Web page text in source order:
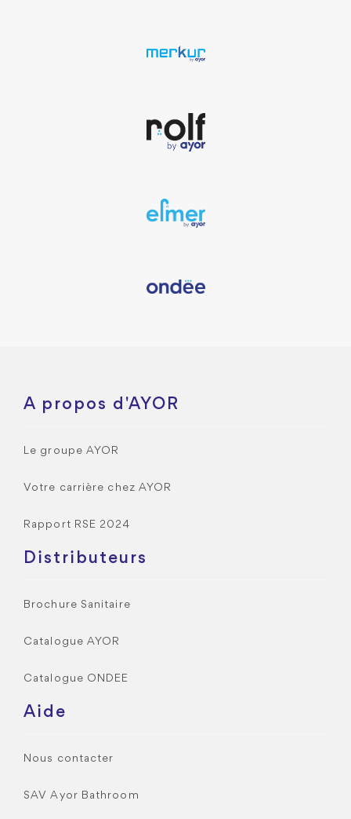
A propos d'AYOR
Le groupe AYOR
Votre carrière chez AYOR
Rapport RSE 2024
Distributeurs
Brochure Sanitaire
Catalogue AYOR
Catalogue ONDEE
Aide
Nous contacter
SAV Ayor Bathroom